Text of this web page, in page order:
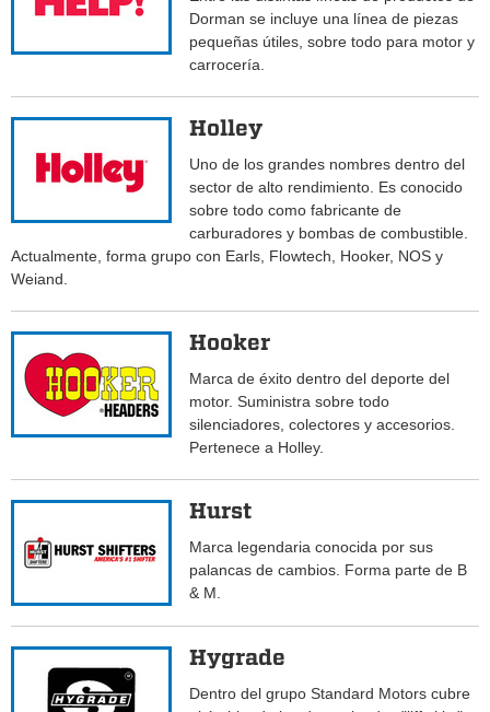
Dorman se incluye una línea de piezas
pequeñas útiles, sobre todo para motor y
carrocería.
Holley
Uno de los grandes nombres dentro del
sector de alto rendimiento. Es conocido
sobre todo como fabricante de
carburadores y bombas de combustible.
Actualmente, forma grupo con Earls, Flowtech, Hooker, NOS y
Weiand.
Hooker
Marca de éxito dentro del deporte del
motor. Suministra sobre todo
silenciadores, colectores y accesorios.
Pertenece a Holley.
Hurst
Marca legendaria conocida por sus
palancas de cambios. Forma parte de B
& M.
Hygrade
Dentro del grupo Standard Motors cubre